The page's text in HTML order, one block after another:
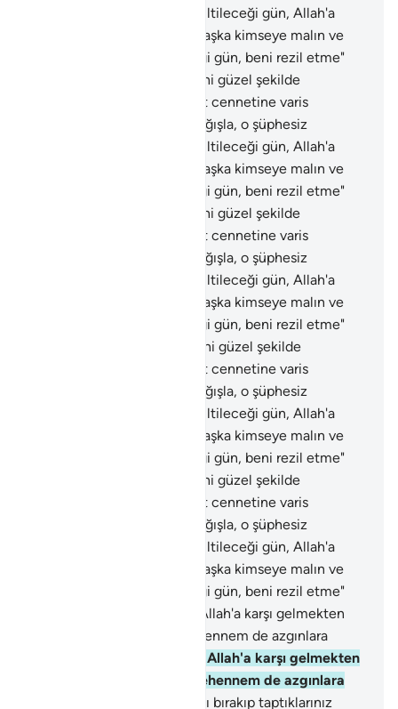
sapıklardandır. İnsanların diriltileceği gün, Allah'a
temiz bir kalble gelenden başka kimseye malın ve
oğulların fayda vermeyeceği gün, beni rezil etme"
Sonrakilerin beni güzel şekilde
anmalarını sağla. Beni nimet cennetine varis
olanlardan kıl. Babamı da bağışla, o şüphesiz
sapıklardandır. İnsanların diriltileceği gün, Allah'a
temiz bir kalble gelenden başka kimseye malın ve
oğulların fayda vermeyeceği gün, beni rezil etme"
Sonrakilerin beni güzel şekilde
anmalarını sağla. Beni nimet cennetine varis
olanlardan kıl. Babamı da bağışla, o şüphesiz
sapıklardandır. İnsanların diriltileceği gün, Allah'a
temiz bir kalble gelenden başka kimseye malın ve
oğulların fayda vermeyeceği gün, beni rezil etme"
Sonrakilerin beni güzel şekilde
anmalarını sağla. Beni nimet cennetine varis
olanlardan kıl. Babamı da bağışla, o şüphesiz
sapıklardandır. İnsanların diriltileceği gün, Allah'a
temiz bir kalble gelenden başka kimseye malın ve
oğulların fayda vermeyeceği gün, beni rezil etme"
Sonrakilerin beni güzel şekilde
anmalarını sağla. Beni nimet cennetine varis
olanlardan kıl. Babamı da bağışla, o şüphesiz
sapıklardandır. İnsanların diriltileceği gün, Allah'a
temiz bir kalble gelenden başka kimseye malın ve
oğulların fayda vermeyeceği gün, beni rezil etme"
O gün cennet Allah'a karşı gelmekten
sakınanlara yaklaştırılır. Cehennem de azgınlara
O gün cennet Allah'a karşı gelmekten
sakınanlara yaklaştırılır. Cehennem de azgınlara
Onlara: "Allah'ı bırakıp taptıklarınız